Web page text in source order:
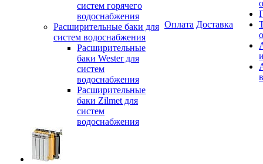
систем горячего
водоснабжения
Расширительные баки для
систем водоснабжения
Расширительные
баки Wester для
систем
водоснабжения
Расширительные
баки Zilmet для
систем
водоснабжения
Оплата Доставка